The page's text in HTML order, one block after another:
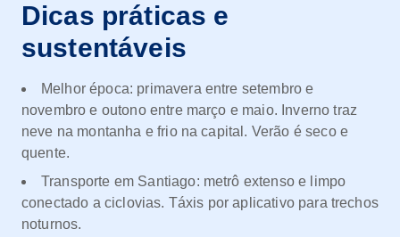
Dicas práticas e
sustentáveis
Melhor época: primavera entre setembro e
novembro e outono entre março e maio. Inverno traz
neve na montanha e frio na capital. Verão é seco e
quente.
Transporte em Santiago: metrô extenso e limpo
conectado a ciclovias. Táxis por aplicativo para trechos
noturnos.